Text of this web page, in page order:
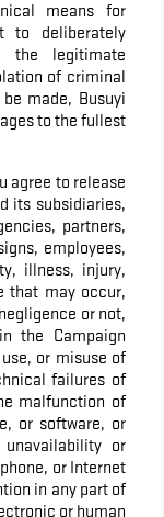
means for
to deliberately
the legitimate
of criminal
made, Busuyi
to the fullest
agree to release
its subsidiaries,
partners,
employees,
illness, injury,
that may occur,
or not,
the Campaign
or misuse of
failures of
malfunction of
or software, or
or
or Internet
in any part of
or human